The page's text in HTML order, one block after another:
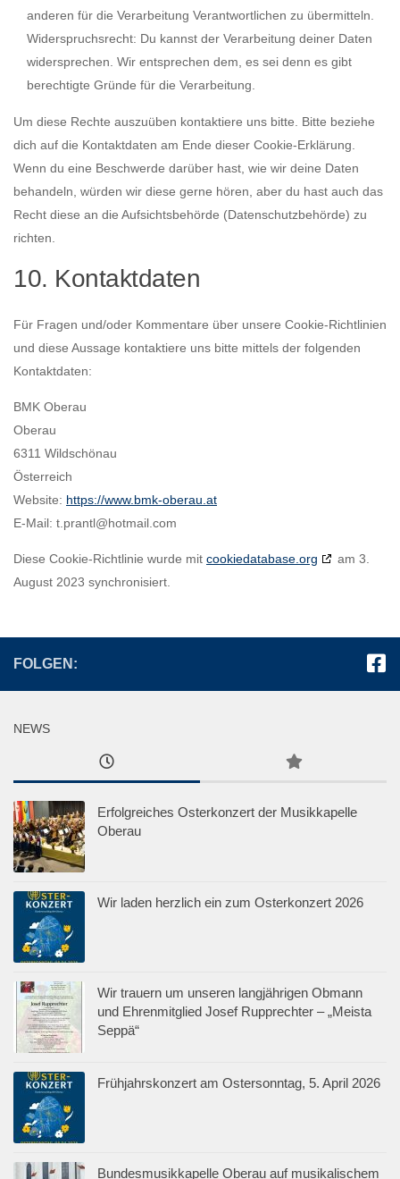
anderen für die Verarbeitung Verantwortlichen zu übermitteln.
Widerspruchsrecht: Du kannst der Verarbeitung deiner Daten
widersprechen. Wir entsprechen dem, es sei denn es gibt
berechtigte Gründe für die Verarbeitung.
Um diese Rechte auszuüben kontaktiere uns bitte. Bitte beziehe
dich auf die Kontaktdaten am Ende dieser Cookie-Erklärung.
Wenn du eine Beschwerde darüber hast, wie wir deine Daten
behandeln, würden wir diese gerne hören, aber du hast auch das
Recht diese an die Aufsichtsbehörde (Datenschutzbehörde) zu
richten.
10. Kontaktdaten
Für Fragen und/oder Kommentare über unsere Cookie-Richtlinien
und diese Aussage kontaktiere uns bitte mittels der folgenden
Kontaktdaten:
BMK Oberau
Oberau
6311 Wildschönau
Österreich
Website: https://www.bmk-oberau.at
E-Mail: t.prantl@hotmail.com
Diese Cookie-Richtlinie wurde mit cookiedatabase.org
am 3.
August 2023 synchronisiert.
FOLGEN:
NEWS
Erfolgreiches Osterkonzert der Musikkapelle
Oberau
Wir laden herzlich ein zum Osterkonzert 2026
Wir trauern um unseren langjährigen Obmann
und Ehrenmitglied Josef Rupprechter – „Meista
Seppä“
Frühjahrskonzert am Ostersonntag, 5. April 2026
Bundesmusikkapelle Oberau auf musikalischem